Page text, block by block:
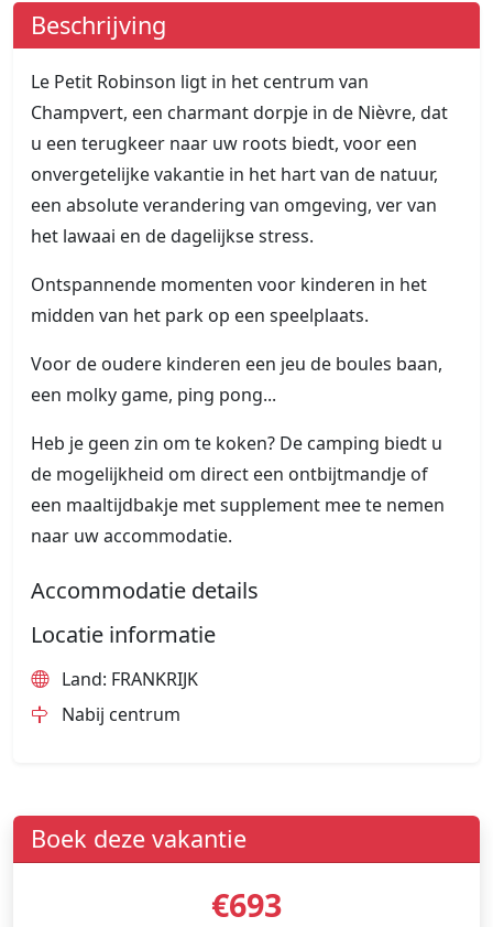
Beschrijving
Le Petit Robinson ligt in het centrum van
Champvert, een charmant dorpje in de Nièvre, dat
u een terugkeer naar uw roots biedt, voor een
onvergetelijke vakantie in het hart van de natuur,
een absolute verandering van omgeving, ver van
het lawaai en de dagelijkse stress.
Ontspannende momenten voor kinderen in het
midden van het park op een speelplaats.
Voor de oudere kinderen een jeu de boules baan,
een molky game, ping pong...
Heb je geen zin om te koken? De camping biedt u
de mogelijkheid om direct een ontbijtmandje of
een maaltijdbakje met supplement mee te nemen
naar uw accommodatie.
Accommodatie details
Locatie informatie
Land: FRANKRIJK
Nabij centrum
Boek deze vakantie
€693